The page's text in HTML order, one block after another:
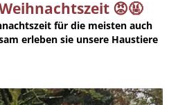
😡🤬
für die meisten auch
erleben sie unsere Haustiere